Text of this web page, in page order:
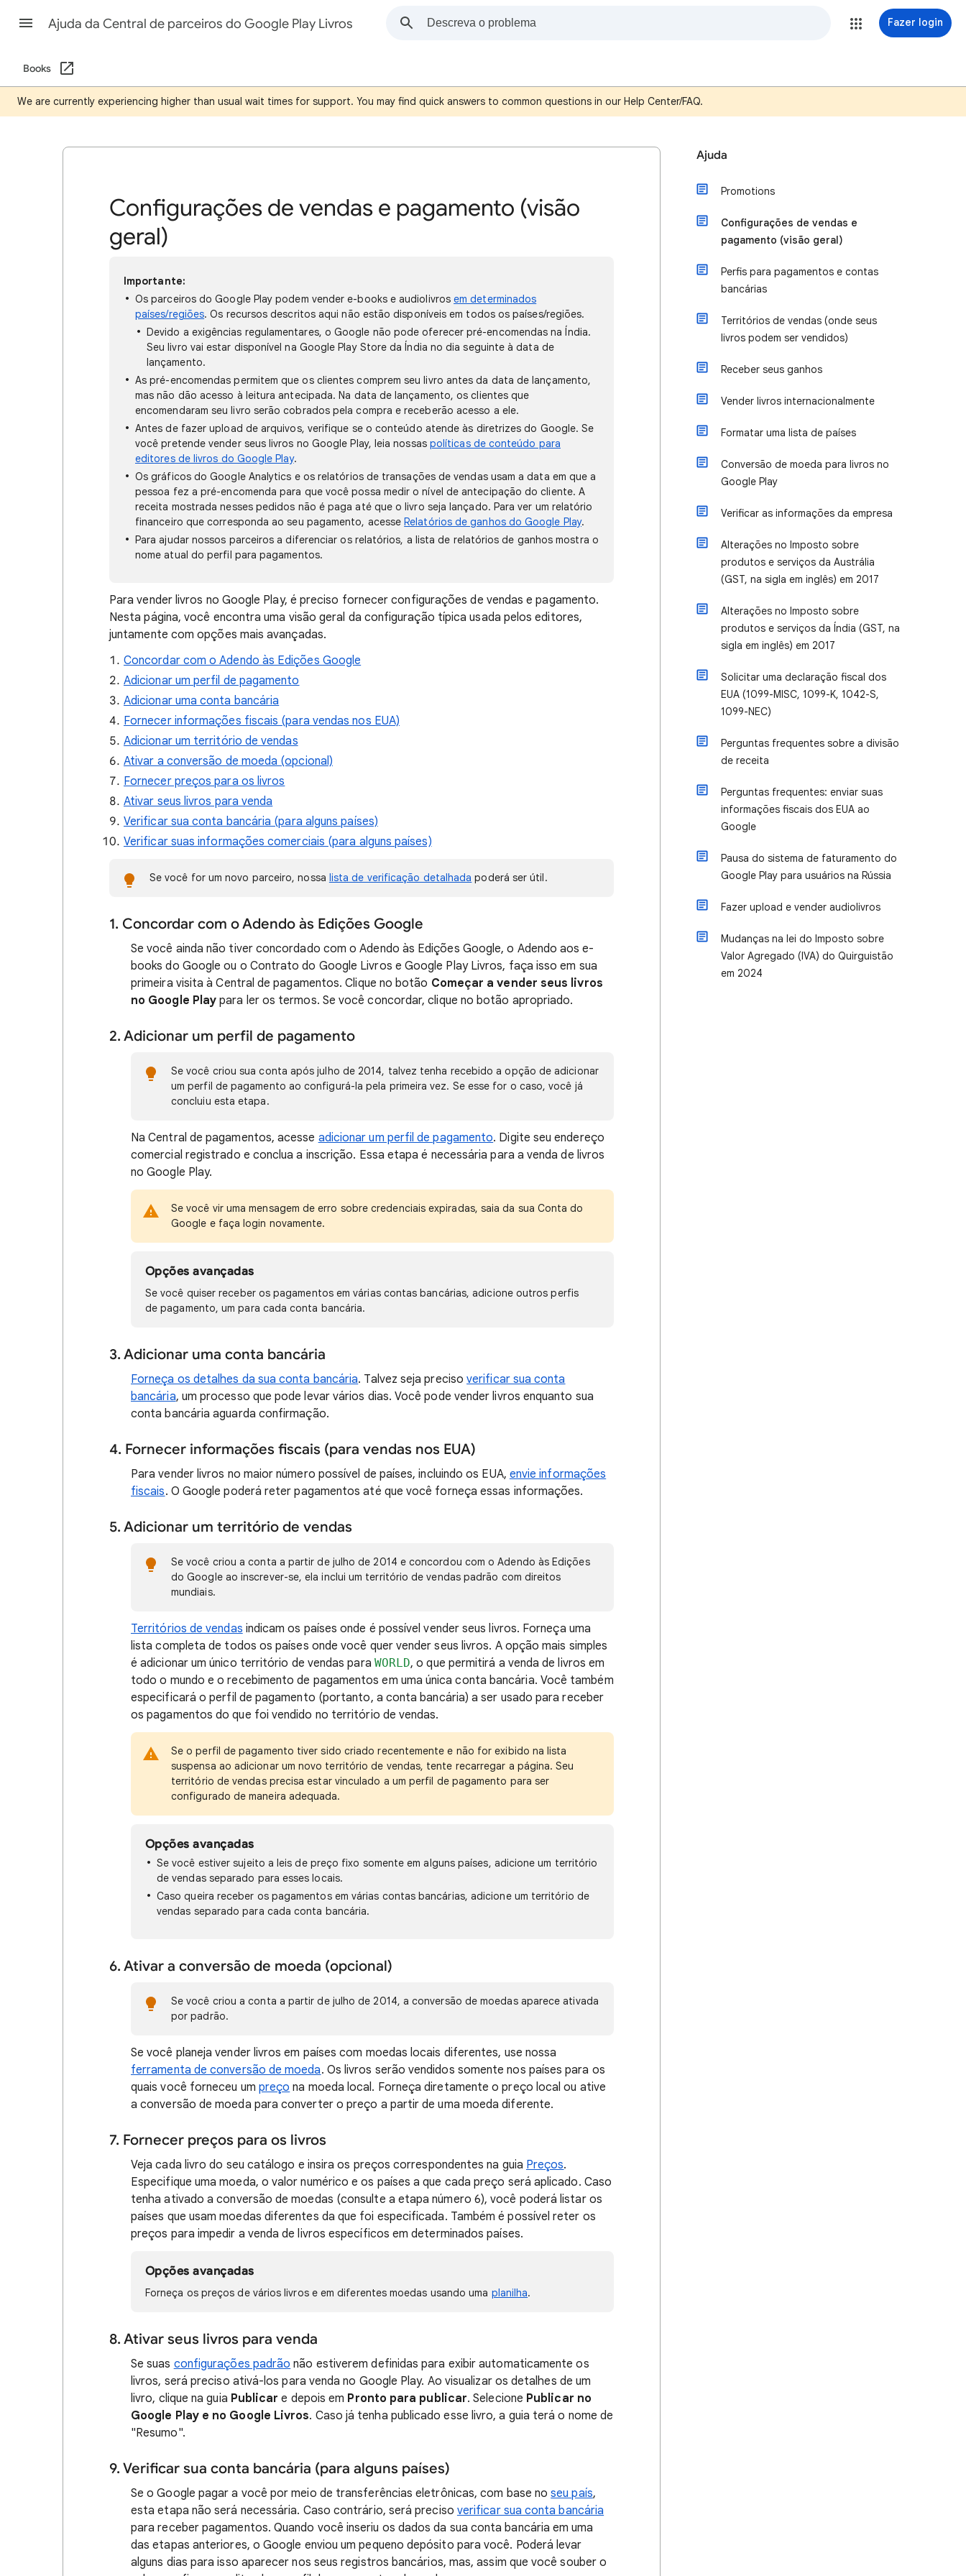
Ajuda da Central de parceiros do Google Play Livros Fazer login
Books
We are currently experiencing higher than usual wait times for support. You may find quick answers to common questions in our Help Center/FAQ.
Configurações de vendas e pagamento (visão
geral)
Importante:
Os parceiros do Google Play podem vender e-books e audiolivrosem determinados
países/regiões. Os recursos descritos aqui não estão disponíveis em todos os países/regiões.
Devido a exigências regulamentares, o Google não pode oferecer pré-encomendas na Índia.
Seu livro vai estar disponível na Google Play Store da Índia no dia seguinte à data de
lançamento.
As pré-encomendas permitem que os clientes comprem seu livro antes da data de lançamento,
mas não dão acesso à leitura antecipada. Na data de lançamento, os clientes que
encomendaram seu livro serão cobrados pela compra e receberão acesso a ele.
Antes de fazer upload de arquivos, verifique se o conteúdo atende às diretrizes do Google. Se
você pretende vender seus livros no Google Play, leia nossas políticas de conteúdo para
editores de livros do Google Play.
Os gráficos do Google Analytics e os relatórios de transações de vendas usam a data em que a
pessoa fez a pré-encomenda para que você possa medir o nível de antecipação do cliente. A
receita mostrada nesses pedidos não é paga até que o livro seja lançado. Para ver um relatório
financeiro que corresponda ao seu pagamento, acesseRelatórios de ganhos do Google Play.
Para ajudar nossos parceiros a diferenciar os relatórios, a lista de relatórios de ganhos mostra o
nome atual do perfil para pagamentos.
Para vender livros no Google Play, é preciso fornecer configurações de vendas e pagamento.
Nesta página, você encontra uma visão geral da configuração típica usada pelos editores,
juntamente com opções mais avançadas.
Concordar com o Adendo às Edições Google
Adicionar um perfil de pagamento
Adicionar uma conta bancária
Fornecer informações fiscais (para vendas nos EUA)
Adicionar um território de vendas
Ativar a conversão de moeda (opcional)
Fornecer preços para os livros
Ativar seus livros para venda
Verificar sua conta bancária (para alguns países)
Verificar suas informações comerciais (para alguns países)
Se você for um novo parceiro, nossa lista de verificação detalhada poderá ser útil.
1. Concordar com o Adendo às Edições Google
Se você ainda não tiver concordado com o Adendo às Edições Google, o Adendo aos e-
books do Google ou o Contrato do Google Livros e Google Play Livros, faça isso em sua
primeira visita à Central de pagamentos. Clique no botão Começar a vender seus livros
no Google Play para ler os termos. Se você concordar, clique no botão apropriado.
2. Adicionar um perfil de pagamento
Se você criou sua conta após julho de 2014, talvez tenha recebido a opção de adicionar
um perfil de pagamento ao configurá-la pela primeira vez. Se esse for o caso, você já
concluiu esta etapa.
Na Central de pagamentos, acesse adicionar um perfil de pagamento. Digite seu endereço
comercial registrado e conclua a inscrição. Essa etapa é necessária para a venda de livros
no Google Play.
Se você vir uma mensagem de erro sobre credenciais expiradas, saia da sua Conta do
Google e faça login novamente.
Opções avançadas
Se você quiser receber os pagamentos em várias contas bancárias, adicione outros perfis
de pagamento, um para cada conta bancária.
3. Adicionar uma conta bancária
Forneça os detalhes da sua conta bancária. Talvez seja precisoverificar sua conta
bancária, um processo que pode levar vários dias. Você pode vender livros enquanto sua
conta bancária aguarda confirmação.
4. Fornecer informações fiscais (para vendas nos EUA)
Para vender livros no maior número possível de países, incluindo os EUA, envie informações
fiscais. O Google poderá reter pagamentos até que você forneça essas informações.
5. Adicionar um território de vendas
Se você criou a conta a partir de julho de 2014 e concordou com o Adendo às Edições
do Google ao inscrever-se, ela inclui um território de vendas padrão com direitos
mundiais.
Territórios de vendas indicam os países onde é possível vender seus livros. Forneça uma
lista completa de todos os países onde você quer vender seus livros. A opção mais simples
é adicionar um único território de vendas para WORLD, o que permitirá a venda de livros em
todo o mundo e o recebimento de pagamentos em uma única conta bancária. Você também
especificará o perfil de pagamento (portanto, a conta bancária) a ser usado para receber
os pagamentos do que foi vendido no território de vendas.
Se o perfil de pagamento tiver sido criado recentemente e não for exibido na lista
suspensa ao adicionar um novo território de vendas, tente recarregar a página. Seu
território de vendas precisa estar vinculado a um perfil de pagamento para ser
configurado de maneira adequada.
Opções avançadas
Se você estiver sujeito a leis de preço fixo somente em alguns países, adicione um território
de vendas separado para esses locais.
Caso queira receber os pagamentos em várias contas bancárias, adicione um território de
vendas separado para cada conta bancária.
6. Ativar a conversão de moeda (opcional)
Se você criou a conta a partir de julho de 2014, a conversão de moedas aparece ativada
por padrão.
Se você planeja vender livros em países com moedas locais diferentes, use nossa
ferramenta de conversão de moeda. Os livros serão vendidos somente nos países para os
quais você forneceu um preço na moeda local. Forneça diretamente o preço local ou ative
a conversão de moeda para converter o preço a partir de uma moeda diferente.
7. Fornecer preços para os livros
Veja cada livro do seu catálogo e insira os preços correspondentes na guia Preços.
Especifique uma moeda, o valor numérico e os países a que cada preço será aplicado. Caso
tenha ativado a conversão de moedas (consulte a etapa número 6), você poderá listar os
países que usam moedas diferentes da que foi especificada. Também é possível reter os
preços para impedir a venda de livros específicos em determinados países.
Opções avançadas
Forneça os preços de vários livros e em diferentes moedas usando uma planilha.
8. Ativar seus livros para venda
Se suas configurações padrão não estiverem definidas para exibir automaticamente os
livros, será preciso ativá-los para venda no Google Play. Ao visualizar os detalhes de um
livro, clique na guia Publicar e depois em Pronto para publicar. Selecione Publicar no
Google Play e no Google Livros. Caso já tenha publicado esse livro, a guia terá o nome de
"Resumo".
9. Verificar sua conta bancária (para alguns países)
Se o Google pagar a você por meio de transferências eletrônicas, com base noseu país,
esta etapa não será necessária. Caso contrário, será preciso verificar sua conta bancária
para receber pagamentos. Quando você inseriu os dados da sua conta bancária em uma
das etapas anteriores, o Google enviou um pequeno depósito para você. Poderá levar
alguns dias para isso aparecer nos seus registros bancários, mas, assim que você souber o
Ajuda
Promotions
Configurações de vendas e
pagamento (visão geral)
Perfis para pagamentos e contas
bancárias
Territórios de vendas (onde seus
livros podem ser vendidos)
Receber seus ganhos
Vender livros internacionalmente
Formatar uma lista de países
Conversão de moeda para livros no
Google Play
Verificar as informações da empresa
Alterações no Imposto sobre
produtos e serviços da Austrália
(GST, na sigla em inglês) em 2017
Alterações no Imposto sobre
produtos e serviços da Índia (GST, na
sigla em inglês) em 2017
Solicitar uma declaração fiscal dos
EUA (1099-MISC, 1099-K, 1042-S,
1099-NEC)
Perguntas frequentes sobre a divisão
de receita
Perguntas frequentes: enviar suas
informações fiscais dos EUA ao
Google
Pausa do sistema de faturamento do
Google Play para usuários na Rússia
Fazer upload e vender audiolivros
Mudanças na lei do Imposto sobre
Valor Agregado (IVA) do Quirguistão
em 2024